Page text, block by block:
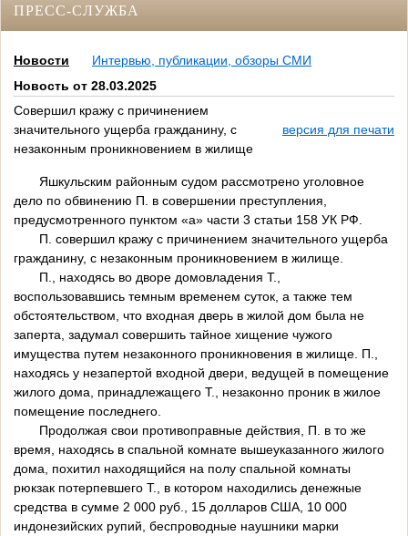
ПРЕСС-СЛУЖБА
Новости
Интервью, публикации, обзоры СМИ
Новость от 28.03.2025
Совершил кражу с причинением
значительного ущерба гражданину, с
незаконным проникновением в жилище
версия для печати
Яшкульским районным судом рассмотрено уголовное
дело по обвинению П. в совершении преступления,
предусмотренного пунктом «а» части 3 статьи 158 УК РФ.
П. совершил кражу с причинением значительного ущерба
гражданину, с незаконным проникновением в жилище.
П., находясь во дворе домовладения Т.,
воспользовавшись темным временем суток, а также тем
обстоятельством, что входная дверь в жилой дом была не
заперта, задумал совершить тайное хищение чужого
имущества путем незаконного проникновения в жилище. П.,
находясь у незапертой входной двери, ведущей в помещение
жилого дома, принадлежащего Т., незаконно проник в жилое
помещение последнего.
Продолжая свои противоправные действия, П. в то же
время, находясь в спальной комнате вышеуказанного жилого
дома, похитил находящийся на полу спальной комнаты
рюкзак потерпевшего Т., в котором находились денежные
средства в сумме 2 000 руб., 15 долларов США, 10 000
индонезийских рупий, беспроводные наушники марки